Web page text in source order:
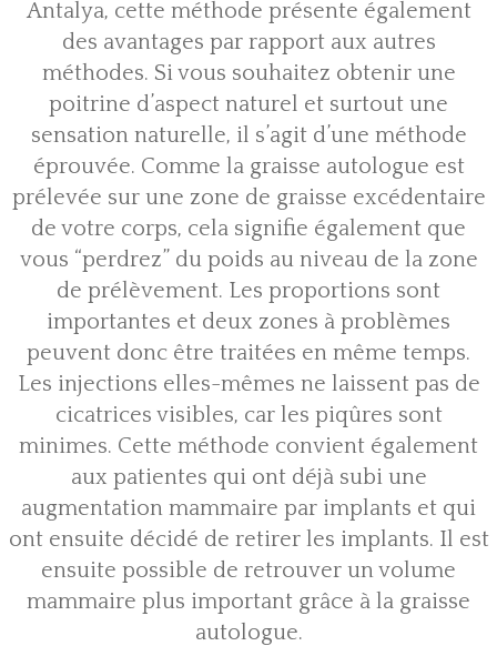
Antalya, cette méthode présente également
des avantages par rapport aux autres
méthodes. Si vous souhaitez obtenir une
poitrine d’aspect naturel et surtout une
sensation naturelle, il s’agit d’une méthode
éprouvée. Comme la graisse autologue est
prélevée sur une zone de graisse excédentaire
de votre corps, cela signifie également que
vous “perdrez” du poids au niveau de la zone
de prélèvement. Les proportions sont
importantes et deux zones à problèmes
peuvent donc être traitées en même temps.
Les injections elles-mêmes ne laissent pas de
cicatrices visibles, car les piqûres sont
minimes. Cette méthode convient également
aux patientes qui ont déjà subi une
augmentation mammaire par implants et qui
ont ensuite décidé de retirer les implants. Il est
ensuite possible de retrouver un volume
mammaire plus important grâce à la graisse
autologue.